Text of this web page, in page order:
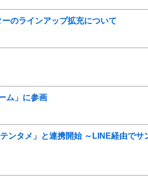
のラインアップ拡充について
ム」に参画
ンタメ」と連携開始 ～LINE経由でサ